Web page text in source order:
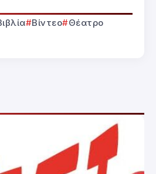
Βίντεο
Θέατρο